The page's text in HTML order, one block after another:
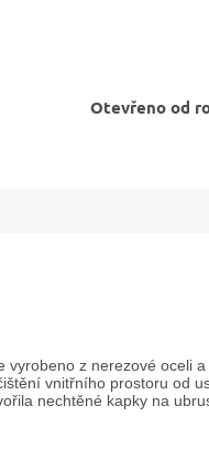
Otevřeno od
z nerezové oceli
vnitřního prostoru od
nechtěné kapky na